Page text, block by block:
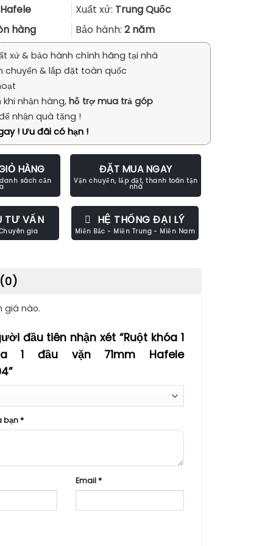
452.000₫.
tại
là:
339.000₫.
Hafele
Xuất xứ: Trung Quốc
hàng
Bảo hành:2 năm
xứ & bảo hành chính hãng tại nhà
chuyển & lắp đặt toàn quốc
nhận hàng, hỗ trợ mua trả góp
nhận quà tặng !
! Ưu đãi có hạn !
HÀNG ĐẶT MUA NGAY
TƯ VẤN HỆ THỐNG ĐẠI LÝ
giá nào.
đầu tiên nhận xét “Ruột khóa 1
1 đầu vặn 71mm Hafele
bạn*
Email*